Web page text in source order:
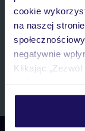
cookie
na naszej
negatywnie
Klikając
personalizować
Szczegółowe
Wyrażam
Poland Sp. z
przetwarzaniu
komunikacji (e-
systemów